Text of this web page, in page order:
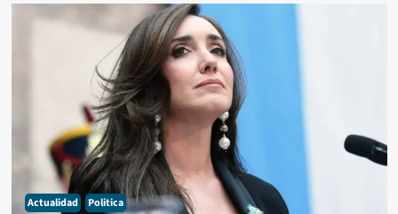
Actualidad Politica